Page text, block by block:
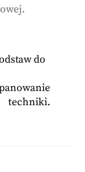
do
techniki.